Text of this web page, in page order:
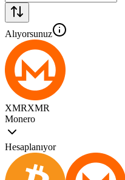
Alıyorsunuz
XMRXMR
Monero
Hesaplanıyor